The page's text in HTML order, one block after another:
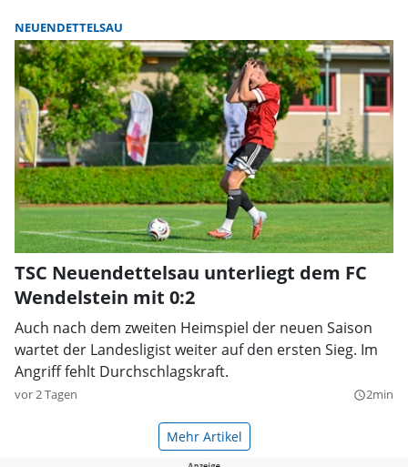
NEUENDETTELSAU
TSC Neuendettelsau unterliegt dem FC
Wendelstein mit 0:2
Auch nach dem zweiten Heimspiel der neuen Saison
wartet der Landesligist weiter auf den ersten Sieg. Im
Angriff fehlt Durchschlagskraft.
vor 2 Tagen query_builder2min
Mehr Artikel